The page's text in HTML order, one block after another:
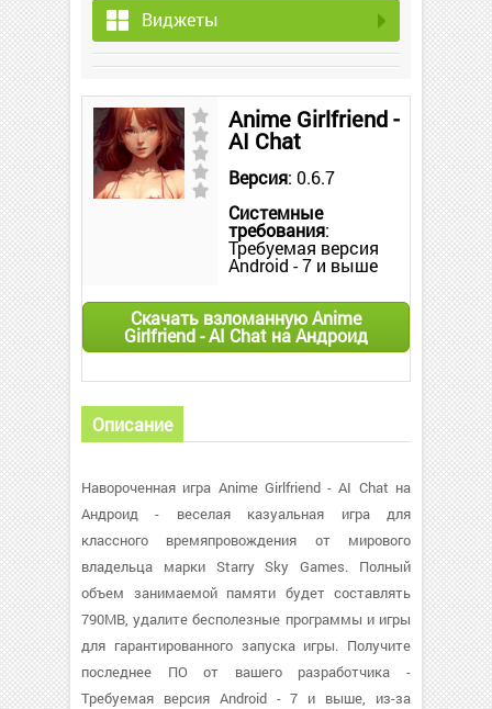
Виджеты
Anime Girlfriend -
AI Chat
Версия: 0.6.7
Системные
требования:
Требуемая версия
Android - 7 и выше
Скачать взломанную Anime
Girlfriend - AI Chat на Андроид
Описание
Навороченная игра Anime Girlfriend - AI Chat на
Андроид - веселая казуальная игра для
классного времяпровождения от мирового
владельца марки Starry Sky Games. Полный
объем занимаемой памяти будет составлять
790MB, удалите бесполезные программы и игры
для гарантированного запуска игры. Получите
последнее ПО от вашего разработчика -
Требуемая версия Android - 7 и выше, из-за